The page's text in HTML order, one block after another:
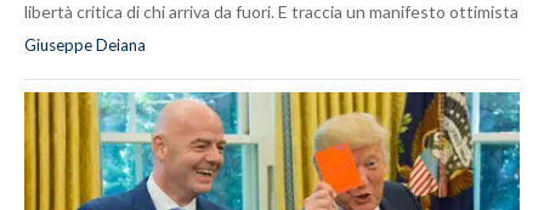
libertà critica di chi arriva da fuori. E traccia un manifesto ottimista
Giuseppe Deiana